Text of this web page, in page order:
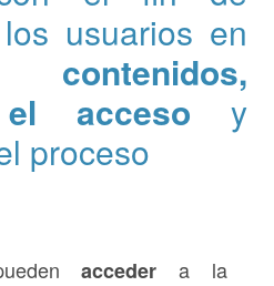
usuarios en
contenidos,
acceso y
proceso
acceder a la